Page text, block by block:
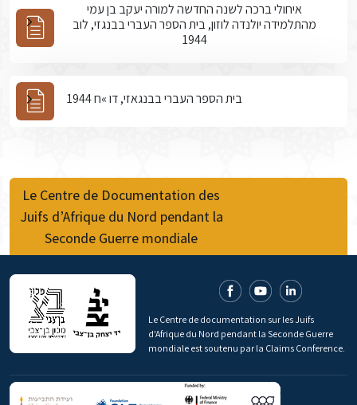
איחולי ברכה לשנה החדשה למורה יעקב בן עמי
מהתלמידה יולנדה לוזון, בית הספר העברי בבנגזי, לוב
1944
בית הספר העברי בבנגאזי, דו »ח 1944
Le Centre de Documentation des
Juifs d’Afrique du Nord pendant la
Seconde Guerre mondiale
Le Centre de documentation sur les Juifs
d'Afrique du Nord pendant la Seconde Guerre
mondiale est soutenu par la Claims Conference.